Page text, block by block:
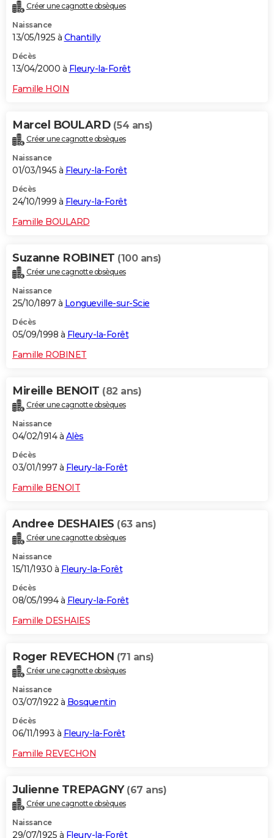
Créer une cagnotte obsèques
Naissance
13/05/1925 à Chantilly
Décès
13/04/2000 à Fleury-la-Forêt
Famille HOIN
Marcel BOULARD (54 ans)
Créer une cagnotte obsèques
Naissance
01/03/1945 à Fleury-la-Forêt
Décès
24/10/1999 à Fleury-la-Forêt
Famille BOULARD
Suzanne ROBINET (100 ans)
Créer une cagnotte obsèques
Naissance
25/10/1897 à Longueville-sur-Scie
Décès
05/09/1998 à Fleury-la-Forêt
Famille ROBINET
Mireille BENOIT (82 ans)
Créer une cagnotte obsèques
Naissance
04/02/1914 à Alès
Décès
03/01/1997 à Fleury-la-Forêt
Famille BENOIT
Andree DESHAIES (63 ans)
Créer une cagnotte obsèques
Naissance
15/11/1930 à Fleury-la-Forêt
Décès
08/05/1994 à Fleury-la-Forêt
Famille DESHAIES
Roger REVECHON (71 ans)
Créer une cagnotte obsèques
Naissance
03/07/1922 à Bosquentin
Décès
06/11/1993 à Fleury-la-Forêt
Famille REVECHON
Julienne TREPAGNY (67 ans)
Créer une cagnotte obsèques
Naissance
29/07/1925 à Fleury-la-Forêt